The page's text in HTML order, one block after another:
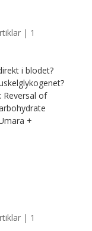
| 1
i blodet?
Reversal of
+
| 1